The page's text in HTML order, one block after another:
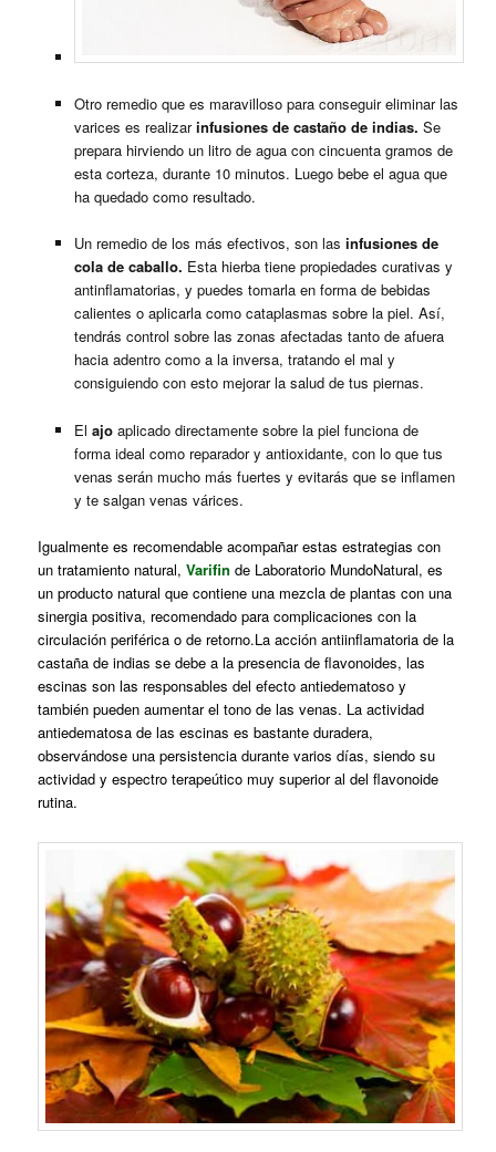
Otro remedio que es maravilloso para conseguir eliminar las
varices es realizarinfusiones de castaño de indias. Se
prepara hirviendo un litro de agua con cincuenta gramos de
esta corteza, durante 10 minutos. Luego bebe el agua que
ha quedado como resultado.
Un remedio de los más efectivos, son las infusiones de
cola de caballo. Esta hierba tiene propiedades curativas y
antinflamatorias, y puedes tomarla en forma de bebidas
calientes o aplicarla como cataplasmas sobre la piel. Así,
tendrás control sobre las zonas afectadas tanto de afuera
hacia adentro como a la inversa, tratando el mal y
consiguiendo con esto mejorar la salud de tus piernas.
El ajoaplicado directamente sobre la piel funciona de
forma ideal como reparador y antioxidante, con lo que tus
venas serán mucho más fuertes y evitarás que se inflamen
y te salgan venas várices.
Igualmente es recomendable acompañar estas estrategias con
un tratamiento natural,Varifin de Laboratorio MundoNatural, es
un producto natural que contiene una mezcla de plantas con una
sinergia positiva, recomendado para complicaciones con la
circulación periférica o de retorno.La acción antiinflamatoria de la
castaña de indias se debe a la presencia de flavonoides, las
escinas son las responsables del efecto antiedematoso y
también pueden aumentar el tono de las venas. La actividad
antiedematosa de las escinas es bastante duradera,
observándose una persistencia durante varios días, siendo su
actividad y espectro terapeútico muy superior al del flavonoide
rutina.